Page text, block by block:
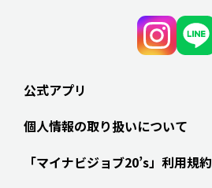
公式アプリ
個人情報の取り扱いについて
「マイナビジョブ20’s」利用規約